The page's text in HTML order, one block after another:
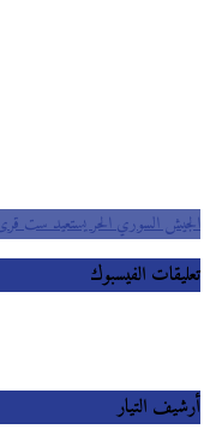
الجيش السوري الحر يستعيد ست
تعليقات الفيسبوك
أرشيف التيار